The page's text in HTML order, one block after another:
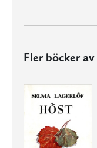
Fler böcker